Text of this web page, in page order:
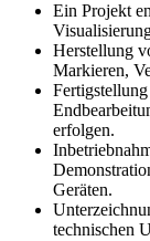
Ein Projekt
Herstellung
Markieren,
erfolgen.
Geräten.
technischen